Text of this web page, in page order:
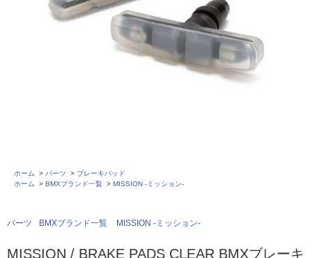
ホーム > パーツ > ブレーキパッド
ホーム
> BMXブランド一覧 > MISSION -ミッション-
パーツ BMXブランド一覧 MISSION -ミッション-
MISSION / BRAKE PADS CLEAR BMXブレーキ